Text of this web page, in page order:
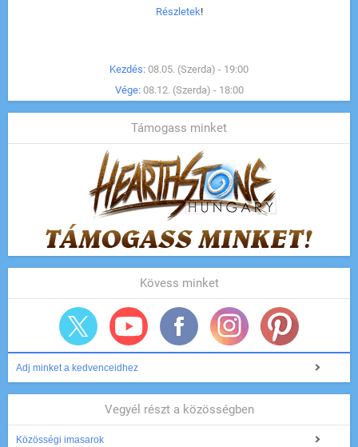
Részletek!
Kezdés: 08.05. (Szerda) - 19:00
Vége: 08.12. (Szerda) - 18:00
Támogass minket
Kövess minket
Adj minket a kedvenceidhez
Vegyél részt a közösségben
Közösségi imasarok